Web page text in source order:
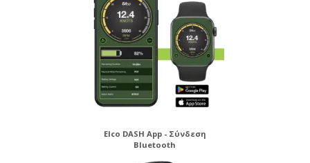
Elco DASH App - Σύνδεση
Bluetooth